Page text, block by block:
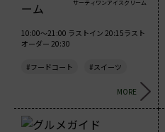
サーティワンアイスクリーム
10:00～21:00 ラストイン 20:15ラスト
オーダー 20:30
#フードコート #スイーツ
MORE